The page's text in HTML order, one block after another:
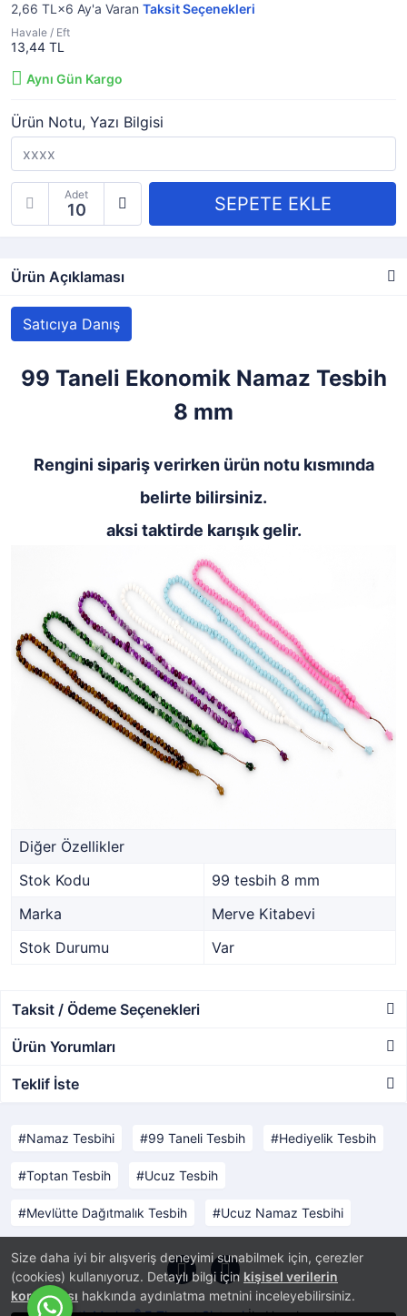
Size daha iyi bir alışveriş deneyimi sunabilmek için, çerezler
(cookies) kullanıyoruz. Detaylı bilgi için kişisel verilerin
korunması hakkında aydınlatma metnini inceleyebilirsiniz.
2,66 TL×6 Ay'a Varan Taksit Seçenekleri
Havale / Eft
13,44 TL
Aynı Gün Kargo
Ürün Notu, Yazı Bilgisi
Adet
Ürün Açıklaması
Satıcıya Danış
99 Taneli Ekonomik Namaz Tesbih
8 mm
Rengini sipariş verirken ürün notu kısmında
belirte bilirsiniz.
aksi taktirde karışık gelir.
Diğer Özellikler
Stok Kodu
99 tesbih 8 mm
Marka
Merve Kitabevi
Stok Durumu
Var
Taksit / Ödeme Seçenekleri
Ürün Yorumları
Teklif İste
Namaz Tesbihi 99 Taneli Tesbih Hediyelik Tesbih
Toptan Tesbih Ucuz Tesbih
Mevlütte Dağıtmalık Tesbih Ucuz Namaz Tesbihi
®